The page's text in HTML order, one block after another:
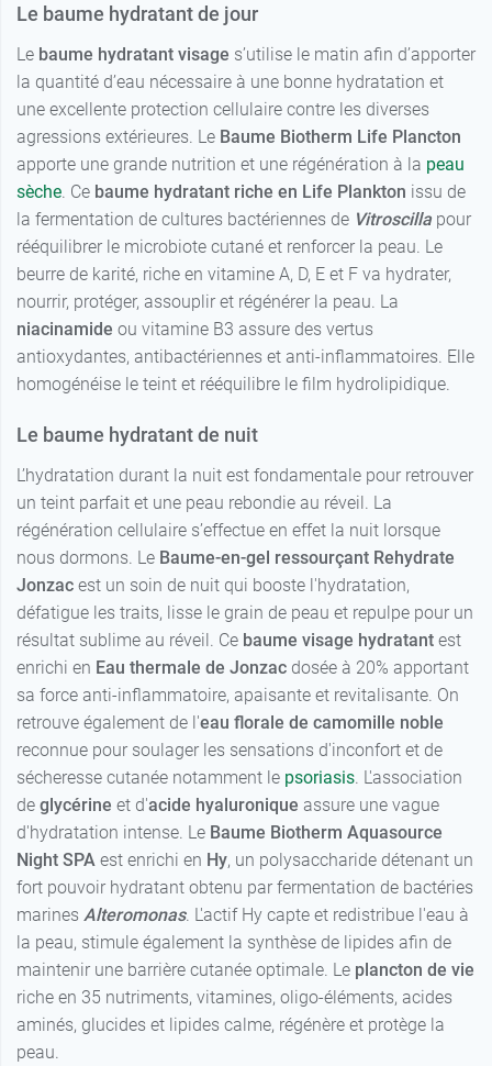
Le baume hydratant de jour
Le baume hydratant visage s’utilise le matin afin d’apporter
la quantité d’eau nécessaire à une bonne hydratation et
une excellente protection cellulaire contre les diverses
agressions extérieures. Le Baume Biotherm Life Plancton
apporte une grande nutrition et une régénération à la peau
sèche. Ce baume hydratant riche en Life Plankton issu de
la fermentation de cultures bactériennes de Vitroscilla pour
rééquilibrer le microbiote cutané et renforcer la peau. Le
beurre de karité, riche en vitamine A, D, E et F va hydrater,
nourrir, protéger, assouplir et régénérer la peau. La
niacinamide ou vitamine B3 assure des vertus
antioxydantes, antibactériennes et anti-inflammatoires. Elle
homogénéise le teint et rééquilibre le film hydrolipidique.
Le baume hydratant de nuit
L’hydratation durant la nuit est fondamentale pour retrouver
un teint parfait et une peau rebondie au réveil. La
régénération cellulaire s’effectue en effet la nuit lorsque
nous dormons. Le Baume-en-gel ressourçant Rehydrate
Jonzac est un soin de nuit qui booste l'hydratation,
défatigue les traits, lisse le grain de peau et repulpe pour un
résultat sublime au réveil. Ce baume visage hydratant est
enrichi en Eau thermale de Jonzac dosée à 20% apportant
sa force anti-inflammatoire, apaisante et revitalisante. On
retrouve également de l'eau florale de camomille noble
reconnue pour soulager les sensations d'inconfort et de
sécheresse cutanée notamment le psoriasis. L'association
de glycérine et d'acide hyaluronique assure une vague
d'hydratation intense. Le Baume Biotherm Aquasource
Night SPA est enrichi en Hy, un polysaccharide détenant un
fort pouvoir hydratant obtenu par fermentation de bactéries
marines Alteromonas. L'actif Hy capte et redistribue l'eau à
la peau, stimule également la synthèse de lipides afin de
maintenir une barrière cutanée optimale. Le plancton de vie
riche en 35 nutriments, vitamines, oligo-éléments, acides
aminés, glucides et lipides calme, régénère et protège la
peau.